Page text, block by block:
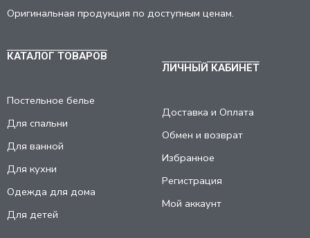
Оригинальная продукция по доступным ценам.
КАТАЛОГ ТОВАРОВ
Постельное белье
Для спальни
Для ванной
Для кухни
Одежда для дома
Для детей
ЛИЧНЫЙ КАБИНЕТ
Доставка и Оплата
Обмен и возврат
Избранное
Регистрация
Мой аккаунт